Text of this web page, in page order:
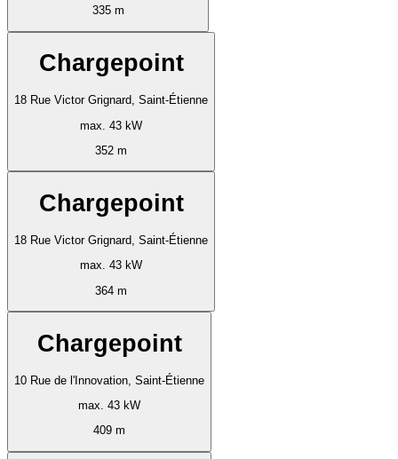
335 m
Chargepoint
18 Rue Victor Grignard, Saint-Étienne
max. 43 kW
352 m
Chargepoint
18 Rue Victor Grignard, Saint-Étienne
max. 43 kW
364 m
Chargepoint
10 Rue de l'Innovation, Saint-Étienne
max. 43 kW
409 m